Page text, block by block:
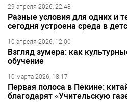
29 апреля 2026, 22:48
Разные условия для одних и
сегодня устроена среда в
10 апреля 2026, 12:00
Взгляд зумера: как
обучение
10 марта 2026, 18:17
Первая полоса в Пекине:
благодарят «Учительскую